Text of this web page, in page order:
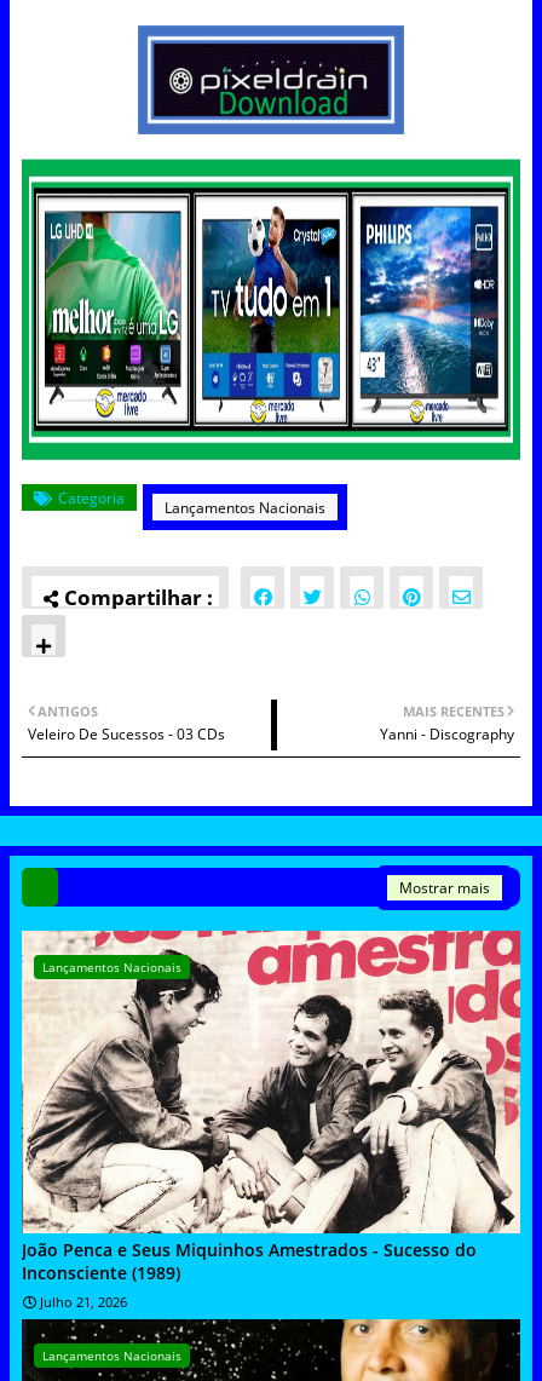
Categoria Lançamentos Nacionais
MAIS RECENTES
Yanni - Discography
ANTIGOS
Veleiro De Sucessos - 03 CDs
Mostrar mais
Lançamentos Nacionais
João Penca e Seus Miquinhos Amestrados - Sucesso do
Inconsciente (1989)
Julho 21, 2026
Lançamentos Nacionais